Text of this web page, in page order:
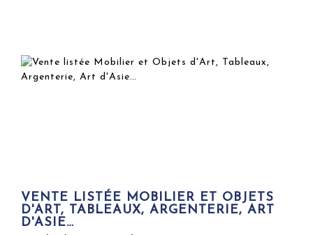
VENTE LISTÉE MOBILIER ET OBJETS
D'ART, TABLEAUX, ARGENTERIE, ART
D'ASIE…